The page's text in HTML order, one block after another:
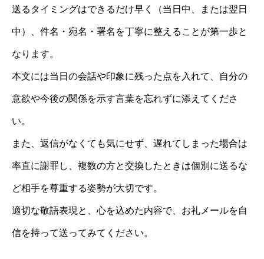
送るタイミングはできるだけ早く（当日中、または翌日
中）、件名・宛名・署名を丁寧に整えることが第一歩と
なります。
本文には当日の会話や印象に残った点を入れて、自分の
意欲や今後の関係を示す言葉を忘れずに添えてくださ
い。
また、返信がなくても気にせず、遅れてしまった場合は
率直に謝罪し、複数の方と交換したときは個別に送るな
ど相手を尊重する姿勢が大切です。
適切な敬語表現と、心を込めた内容で、お礼メールを自
信を持って送ってみてください。